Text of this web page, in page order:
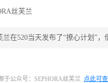
丝芙兰
兰在520当天发布了“撩心计划”
于公众号：SEPHORA丝芙兰 点此可